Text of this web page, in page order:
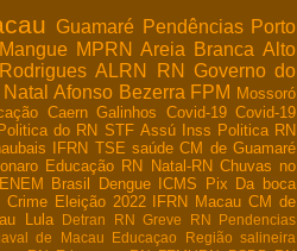
Guamaré Pendências Porto
MPRN Areia Branca Alto
ALRN RN
Governo do
Natal Afonso Bezerra FPM Mossoró
Caern Galinhos Covid-19 Covid-19
Politica do RN STF Assú Inss Politica RN
IFRN TSE saúde CM de Guamaré
Educação RN Natal-RN Chuvas no
ENEM Brasil Dengue ICMS Pix Da boca
Crime Eleição 2022 IFRN Macau CM de
Lula Detran RN Greve RN
Pendencias
de Macau
Educaçao
Região salineira